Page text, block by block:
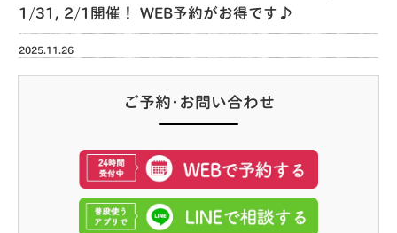
1/31, 2/1開催！ WEB予約がお得です♪
2025.11.26
ご予約･お問い合わせ